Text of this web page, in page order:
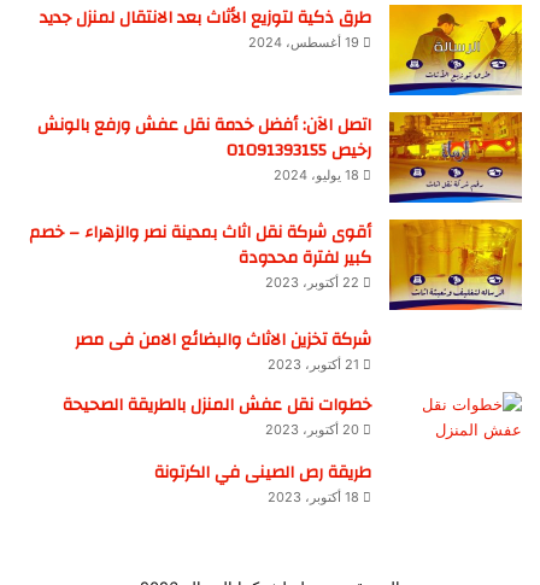
طرق ذكية لتوزيع الأثاث بعد الانتقال لمنزل جديد
19 أغسطس، 2024
اتصل الآن: أفضل خدمة نقل عفش ورفع بالونش
رخيص 01091393155
18 يوليو، 2024
أقوى شركة نقل اثاث بمدينة نصر والزهراء – خصم
كبير لفترة محدودة
22 أكتوبر، 2023
شركة تخزين الاثاث والبضائع الامن فى مصر
21 أكتوبر، 2023
خطوات نقل عفش المنزل بالطريقة الصحيحة
20 أكتوبر، 2023
طريقة رص الصينى في الكرتونة
18 أكتوبر، 2023